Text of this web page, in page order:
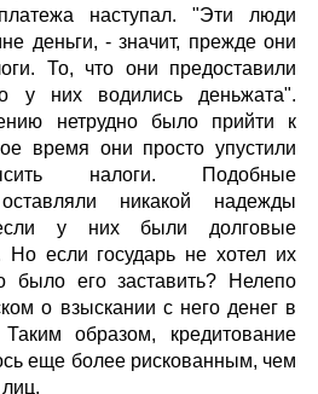
наступал. "Эти люди
деньги, - значит, прежде они
То, что они предоставили
у них водились деньжата".
нетрудно было прийти к
время они просто упустили
налоги. Подобные
никакой надежды
у них были долговые
Но если государь не хотел их
было его заставить? Нелепо
о взыскании с него денег в
образом, кредитование
еще более рискованным, чем